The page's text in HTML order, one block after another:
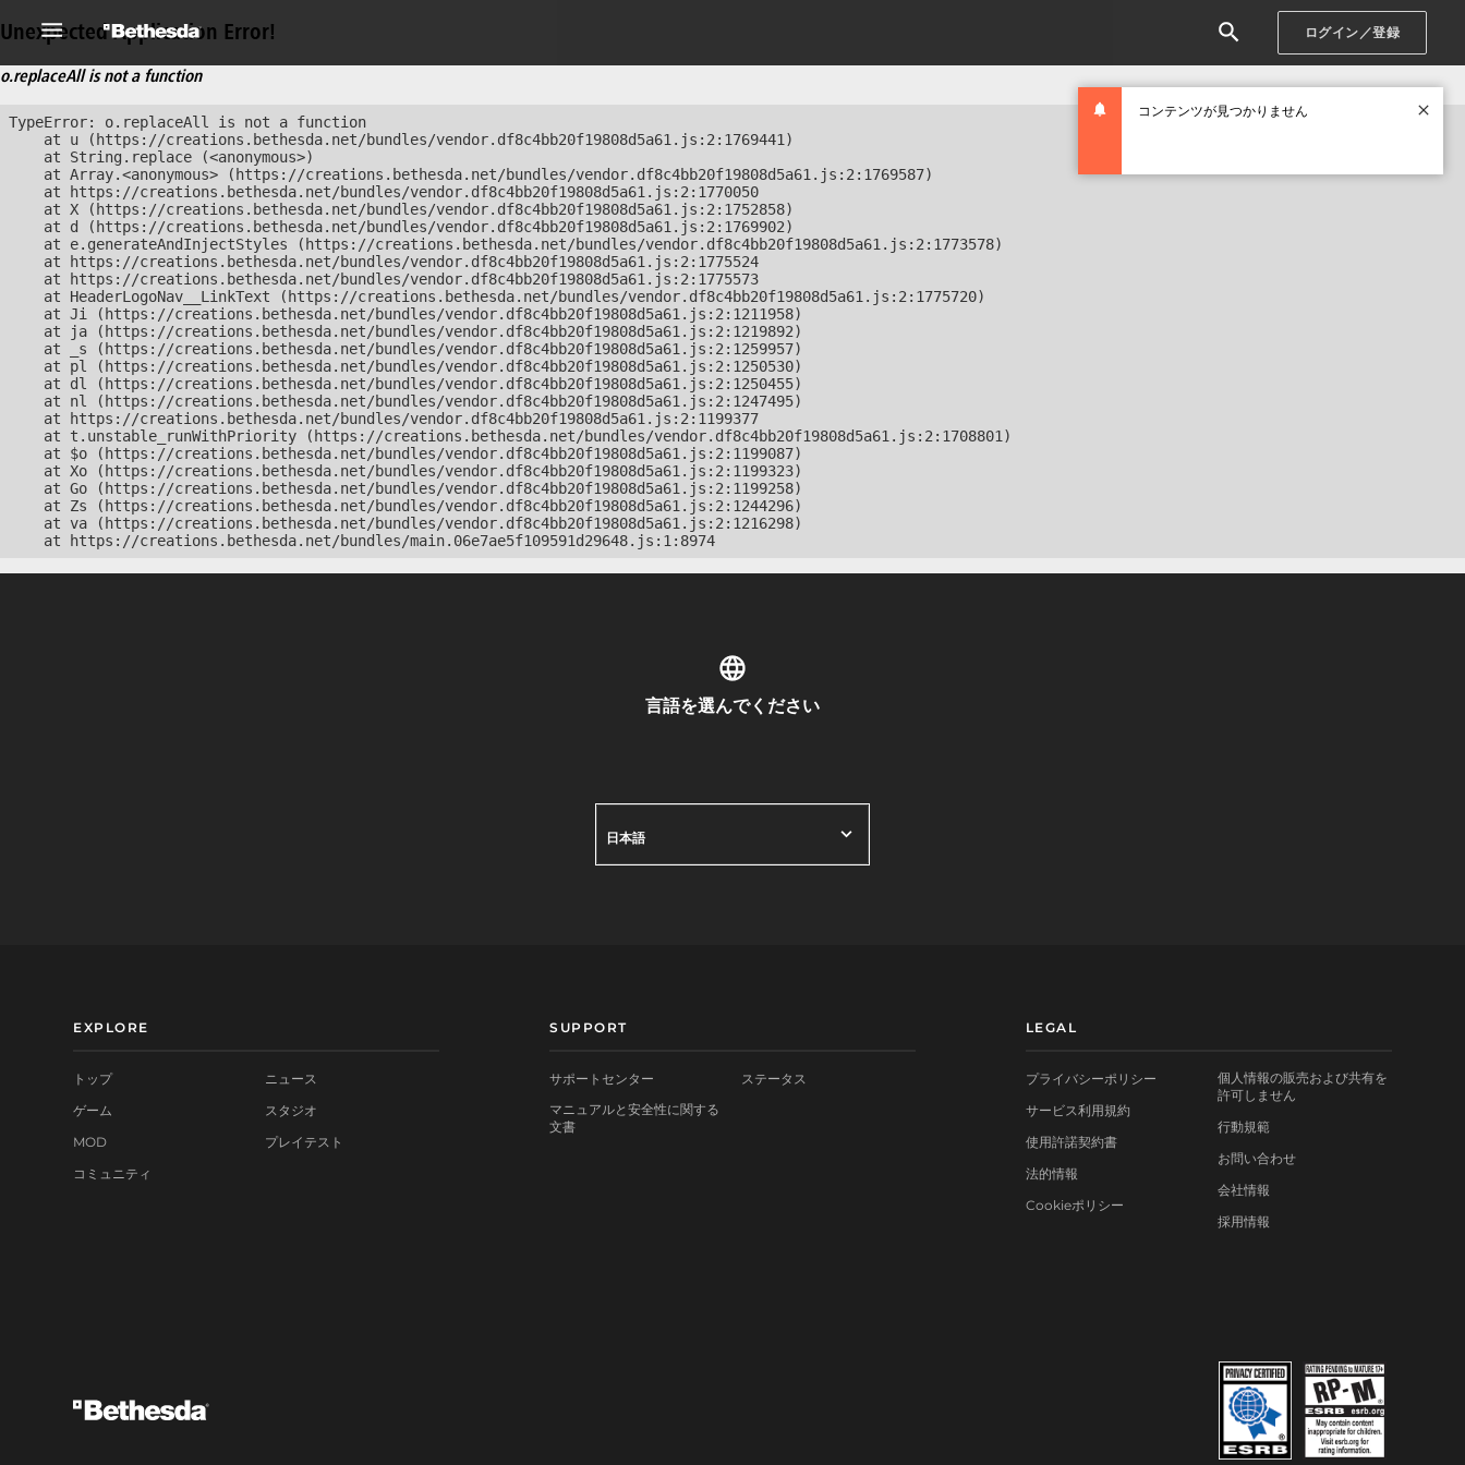
ログイン／登録
コンテンツが見つかりません
Unexpected Application Error!
o.replaceAll is not a function
TypeError: o.replaceAll is not a function
    at u (https://creations.bethesda.net/bundles/vendor.df8c4bb20f19808d5a61.js:2:1769441)
    at String.replace (<anonymous>)
    at Array.<anonymous> (https://creations.bethesda.net/bundles/vendor.df8c4bb20f19808d5a61.js:2:1769587)
    at https://creations.bethesda.net/bundles/vendor.df8c4bb20f19808d5a61.js:2:1770050
    at X (https://creations.bethesda.net/bundles/vendor.df8c4bb20f19808d5a61.js:2:1752858)
    at d (https://creations.bethesda.net/bundles/vendor.df8c4bb20f19808d5a61.js:2:1769902)
    at e.generateAndInjectStyles (https://creations.bethesda.net/bundles/vendor.df8c4bb20f19808d5a61.js:2:1773578)
    at https://creations.bethesda.net/bundles/vendor.df8c4bb20f19808d5a61.js:2:1775524
    at https://creations.bethesda.net/bundles/vendor.df8c4bb20f19808d5a61.js:2:1775573
    at HeaderLogoNav__LinkText (https://creations.bethesda.net/bundles/vendor.df8c4bb20f19808d5a61.js:2:1775720)
    at Ji (https://creations.bethesda.net/bundles/vendor.df8c4bb20f19808d5a61.js:2:1211958)
    at ja (https://creations.bethesda.net/bundles/vendor.df8c4bb20f19808d5a61.js:2:1219892)
    at _s (https://creations.bethesda.net/bundles/vendor.df8c4bb20f19808d5a61.js:2:1259957)
    at pl (https://creations.bethesda.net/bundles/vendor.df8c4bb20f19808d5a61.js:2:1250530)
    at dl (https://creations.bethesda.net/bundles/vendor.df8c4bb20f19808d5a61.js:2:1250455)
    at nl (https://creations.bethesda.net/bundles/vendor.df8c4bb20f19808d5a61.js:2:1247495)
    at https://creations.bethesda.net/bundles/vendor.df8c4bb20f19808d5a61.js:2:1199377
    at t.unstable_runWithPriority (https://creations.bethesda.net/bundles/vendor.df8c4bb20f19808d5a61.js:2:1708801)
    at $o (https://creations.bethesda.net/bundles/vendor.df8c4bb20f19808d5a61.js:2:1199087)
    at Xo (https://creations.bethesda.net/bundles/vendor.df8c4bb20f19808d5a61.js:2:1199323)
    at Go (https://creations.bethesda.net/bundles/vendor.df8c4bb20f19808d5a61.js:2:1199258)
    at Zs (https://creations.bethesda.net/bundles/vendor.df8c4bb20f19808d5a61.js:2:1244296)
    at va (https://creations.bethesda.net/bundles/vendor.df8c4bb20f19808d5a61.js:2:1216298)
    at https://creations.bethesda.net/bundles/main.06e7ae5f109591d29648.js:1:8974
言語を選んでください
日本語
EXPLORE
トップ
ゲーム
MOD
コミュニティ
ニュース
スタジオ
プレイテスト
SUPPORT
サポートセンター
マニュアルと安全性に関する
文書
ステータス
LEGAL
プライバシーポリシー
サービス利用規約
使用許諾契約書
法的情報
Cookieポリシー
個人情報の販売および共有を
許可しません
行動規範
お問い合わせ
会社情報
採用情報